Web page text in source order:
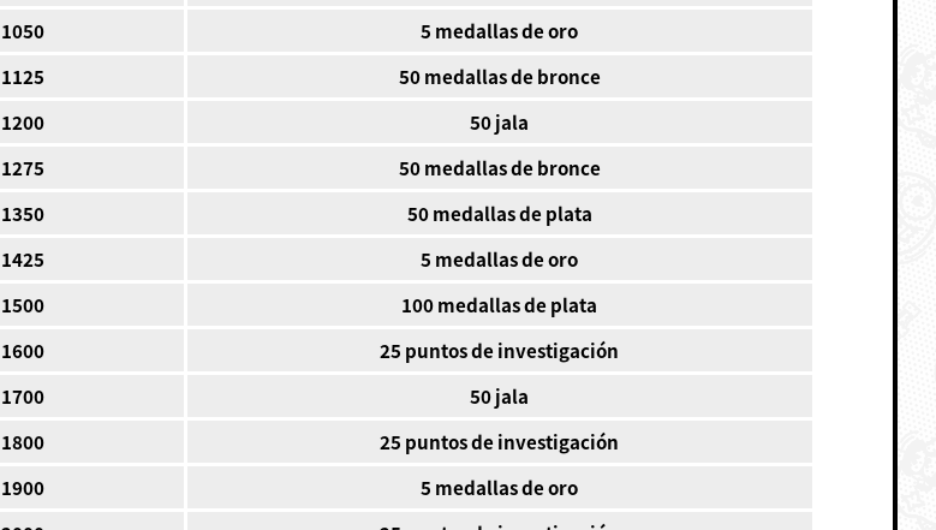
1050
5 medallas de oro
1125
50 medallas de bronce
1200
50 jala
1275
50 medallas de bronce
1350
50 medallas de plata
1425
5 medallas de oro
1500
100 medallas de plata
1600
25 puntos de investigación
1700
50 jala
1800
25 puntos de investigación
1900
5 medallas de oro